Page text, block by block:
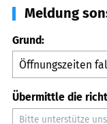
Meldung
Grund:
Übermittle die